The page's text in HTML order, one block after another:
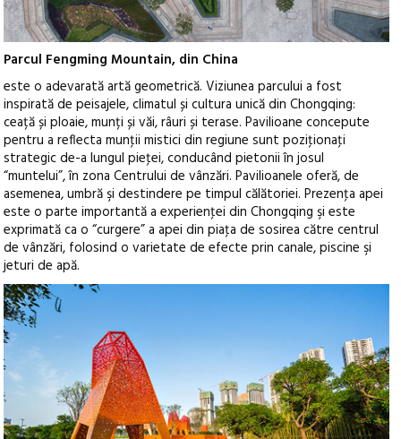
Parcul Fengming Mountain, din China
este o adevarată artă geometrică. Viziunea parcului a fost
inspirată de peisajele, climatul și cultura unică din Chongqing:
ceață și ploaie, munți și văi, râuri și terase. Pavilioane concepute
pentru a reflecta munţii mistici din regiune sunt poziţionaţi
strategic de-a lungul pieţei, conducând pietonii în josul
“muntelui”, în zona Centrului de vânzări. Pavilioanele oferă, de
asemenea, umbră şi destindere pe timpul călătoriei. Prezenţa apei
este o parte importantă a experienţei din Chongqing şi este
exprimată ca o “curgere” a apei din piaţa de sosirea către centrul
de vânzări, folosind o varietate de efecte prin canale, piscine şi
jeturi de apă.